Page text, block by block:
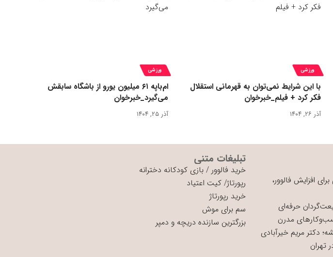
ورزشی
با این شرایط نمی‌توان به قهرمانی استقلال
فکر کرد + فیلم_خبرخوان
آذر ۲۶, ۱۴۰۴
ورزشی
ام‌باپه ۶۱ میلیون یورو از باشگاه سابقش
می‌گیرد_خبرخوان
آذر ۲۵, ۱۴۰۴
افزایش فالوور،
حرفه‌ای
مدرن
دکتر مریم خیرآبادی
تبلیغات متنی
خرید فالوور /بازی کودکانه دخترانه
رپورتاژ/کیت اعتیاد
خرید رپورتاژ
سم برای موش
بزرگترین سازنده دریچه و دمپر